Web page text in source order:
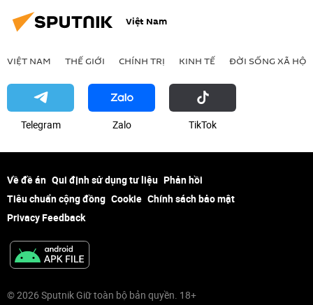
Việt Nam
VIỆT NAM THẾ GIỚI CHÍNH TRỊ KINH TẾ ĐỜI SỐNG XÃ HỘI
Telegram Zalo ТikТоk
Về đề án Qui định sử dụng tư liệu Phản hồi
Tiêu chuẩn cộng đồng Cookie Chính sách bảo mật
Privacy Feedback
© 2026 Sputnik Giữ toàn bộ bản quyền. 18+